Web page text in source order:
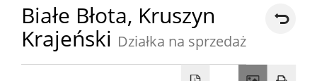
Białe Błota, Kruszyn
Krajeński Działka na sprzedaż